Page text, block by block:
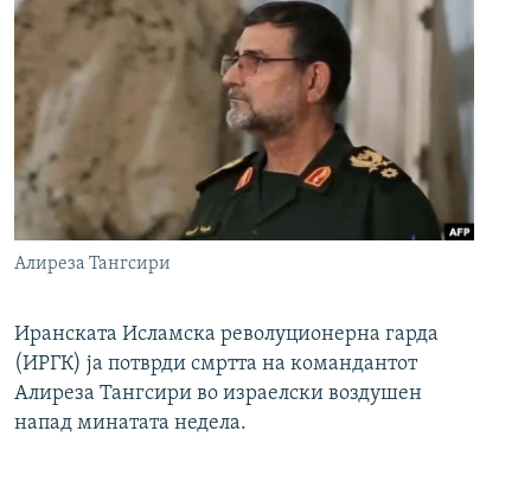
Алиреза Тангсири
Иранската Исламска револуционерна гарда
(ИРГК) ја потврди смртта на командантот
Алиреза Тангсири во израелски воздушен
напад минатата недела.